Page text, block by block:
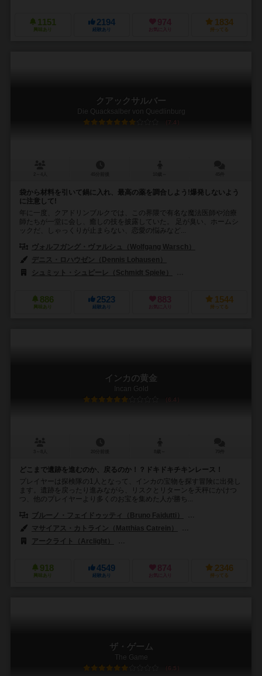
1151
興味あり
2194
経験あり
974
お気に入り
1834
持ってる
クアックサルバー
Die Quacksalber von Quedlinburg
7.4
袋から材料を引いて鍋に入れ、最高の薬を調合しよう!爆発しないよう
に注意して!
年に一度、クアドリンブルクでは、この界隈で有名な魔法医師や治療
師たちが一堂に会し、癒しの技を披露していた。 足が臭い、ホームシ
ックだ、しゃっくりが止まらない、恋愛の悩みなど...
ヴォルフガング・ヴァルシュ（Wolfgang Warsch）
デニス・ロハウゼン（Dennis Lohausen）
シュミット・シュピーレ（Schmidt Spiele）
886
興味あり
2523
経験あり
883
お気に入り
1544
持ってる
インカの黄金
Incan Gold
6.4
どこまで遺跡を進むのか、戻るのか！？ドキドキチキンレース！
プレイヤーは探検隊の1人となって、インカの宝物を探す冒険に出発し
ます。遺跡を戻ったり進みながら、リスクとリターンを天秤にかけつ
つ、他のプレイヤーより多くのお宝を集めた人が勝ち...
ブルーノ・フェイドゥッティ（Bruno Faidutti）
マサイアス・カトライン（Matthias Catrein）
アークライト（Arclight）
918
興味あり
4549
経験あり
874
お気に入り
2346
持ってる
ザ・ゲーム
The Game
6.5